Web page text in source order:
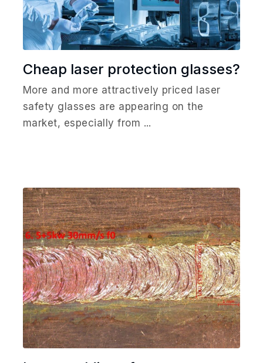
Cheap laser protection glasses?
More and more attractively priced laser
safety glasses are appearing on the
market, especially from ...